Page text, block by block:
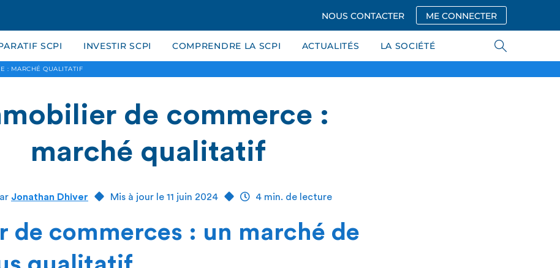
NOUS CONTACTER ME CONNECTER
SCPI INVESTIR SCPI COMPRENDRE LA SCPI ACTUALITÉS LA SOCIÉTÉ
: MARCHÉ QUALITATIF
de commerce :
marché qualitatif
Jonathan Dhiver Mis à jour le 11 juin 2024 4 min. de lecture
de commerces : un marché de